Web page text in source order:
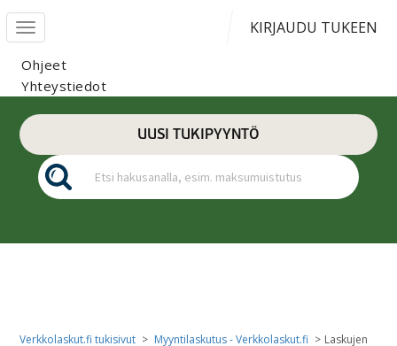
Toggle navigation KIRJAUDU TUKEEN
Ohjeet
Yhteystiedot
UUSI TUKIPYYNTÖ
Verkkolaskut.fi tukisivut Myyntilaskutus - Verkkolaskut.fi
Laskujen